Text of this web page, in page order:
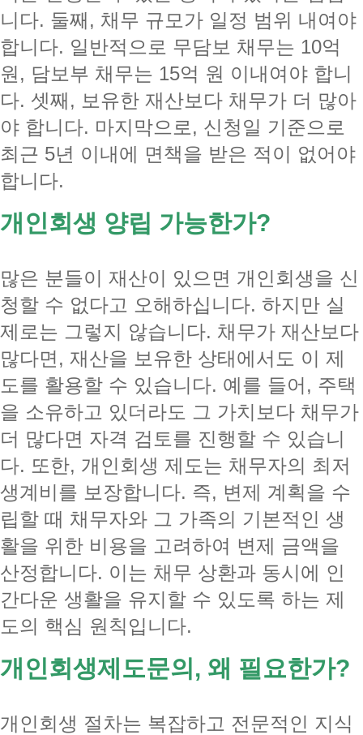
니다. 둘째, 채무 규모가 일정 범위 내여야
합니다. 일반적으로 무담보 채무는 10억
원, 담보부 채무는 15억 원 이내여야 합니
다. 셋째, 보유한 재산보다 채무가 더 많아
야 합니다. 마지막으로, 신청일 기준으로
최근 5년 이내에 면책을 받은 적이 없어야
합니다.
개인회생 양립 가능한가?
많은 분들이 재산이 있으면 개인회생을 신
청할 수 없다고 오해하십니다. 하지만 실
제로는 그렇지 않습니다. 채무가 재산보다
많다면, 재산을 보유한 상태에서도 이 제
도를 활용할 수 있습니다. 예를 들어, 주택
을 소유하고 있더라도 그 가치보다 채무가
더 많다면 자격 검토를 진행할 수 있습니
다. 또한, 개인회생 제도는 채무자의 최저
생계비를 보장합니다. 즉, 변제 계획을 수
립할 때 채무자와 그 가족의 기본적인 생
활을 위한 비용을 고려하여 변제 금액을
산정합니다. 이는 채무 상환과 동시에 인
간다운 생활을 유지할 수 있도록 하는 제
도의 핵심 원칙입니다.
개인회생제도문의, 왜 필요한가?
개인회생 절차는 복잡하고 전문적인 지식